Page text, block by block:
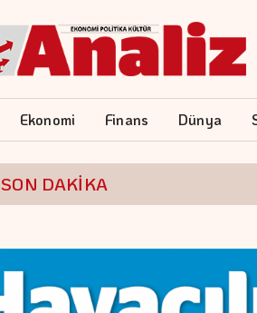
Ekonomi Finans Dünya
SON DAKİKA